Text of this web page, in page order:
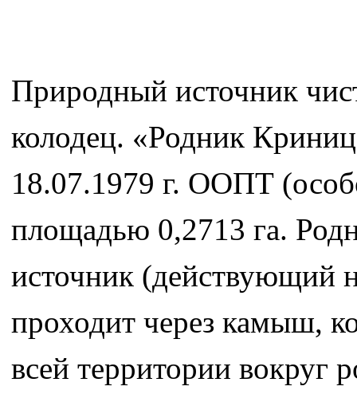
Природный источник
колодец. «Родник
18.07.1979 г. ООПТ
площадью 0,2713 га.
источник (действующий
проходит через камыш,
всей территории вокруг